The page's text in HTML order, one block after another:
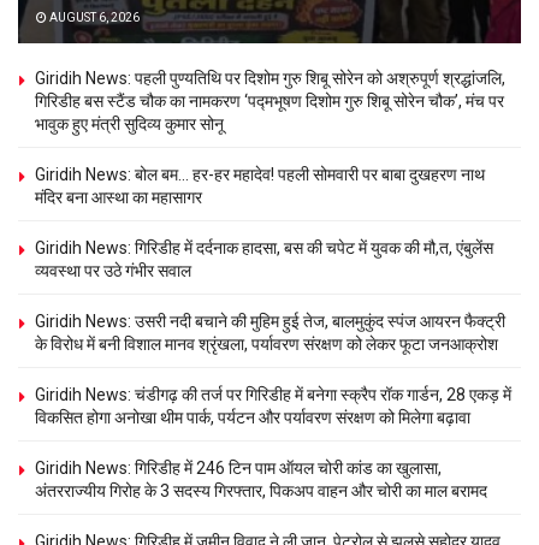
AUGUST 6, 2026
Giridih News: पहली पुण्यतिथि पर दिशोम गुरु शिबू सोरेन को अश्रुपूर्ण श्रद्धांजलि,
गिरिडीह बस स्टैंड चौक का नामकरण ‘पद्मभूषण दिशोम गुरु शिबू सोरेन चौक’, मंच पर
भावुक हुए मंत्री सुदिव्य कुमार सोनू
Giridih News: बोल बम… हर-हर महादेव! पहली सोमवारी पर बाबा दुखहरण नाथ
मंदिर बना आस्था का महासागर
Giridih News: गिरिडीह में दर्दनाक हादसा, बस की चपेट में युवक की मौ,त, एंबुलेंस
व्यवस्था पर उठे गंभीर सवाल
Giridih News: उसरी नदी बचाने की मुहिम हुई तेज, बालमुकुंद स्पंज आयरन फैक्ट्री
के विरोध में बनी विशाल मानव श्रृंखला, पर्यावरण संरक्षण को लेकर फूटा जनआक्रोश
Giridih News: चंडीगढ़ की तर्ज पर गिरिडीह में बनेगा स्क्रैप रॉक गार्डन, 28 एकड़ में
विकसित होगा अनोखा थीम पार्क, पर्यटन और पर्यावरण संरक्षण को मिलेगा बढ़ावा
Giridih News: गिरिडीह में 246 टिन पाम ऑयल चोरी कांड का खुलासा,
अंतरराज्यीय गिरोह के 3 सदस्य गिरफ्तार, पिकअप वाहन और चोरी का माल बरामद